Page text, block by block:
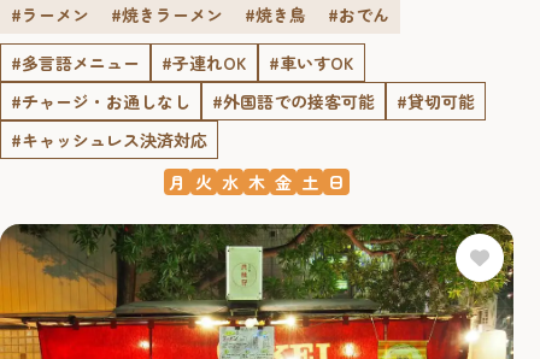
#ラーメン #焼きラーメン #焼き鳥
#おでん
#多言語メニュー
#子連れOK
#車いすOK
#チャージ・お通しなし
#外国語での接客可能
#貸切可能
#キャッシュレス決済対応
月 火 水 木 金 土 日